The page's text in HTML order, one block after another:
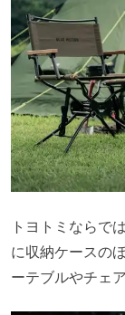
トヨトミならで
に収納ケースの
ーテブルやチェ